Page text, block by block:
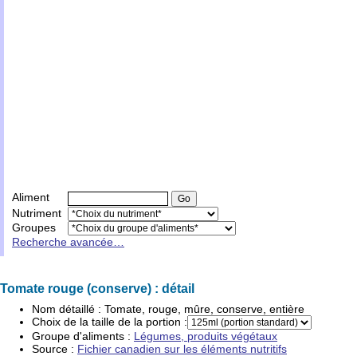
Aliment
Nutriment
Groupes
Recherche avancée…
Tomate rouge (conserve) : détail
Nom détaillé : Tomate, rouge, mûre, conserve, entière
Choix de la taille de la portion :
Groupe d'aliments : Légumes, produits végétaux
Source : Fichier canadien sur les éléments nutritifs